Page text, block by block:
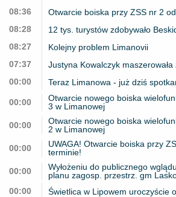
08:36
Otwarcie boiska przy ZSS nr 2
08:28
12 tys. turystów zdobywało
08:27
Kolejny problem Limanovii
07:37
Justyna Kowalczyk
00:00
Teraz Limanowa - już dziś
00:00
Otwarcie nowego boiska
3 w Limanowej
00:00
Otwarcie nowego boiska
2 w Limanowej
00:00
UWAGA! Otwarcie boiska przy
terminie!
00:00
Wyłożeniu do publicznego
planu zagosp. przestrz. gm
00:00
Świetlica w Lipowem uroczyście